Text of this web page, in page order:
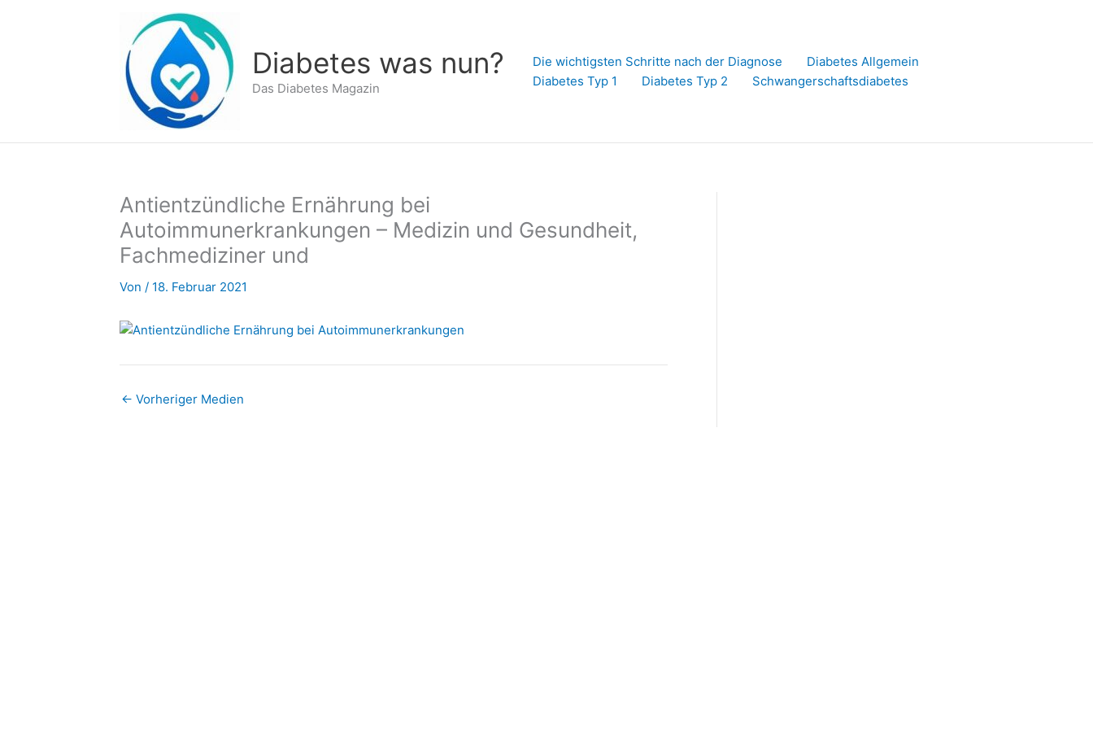
Diabetes was nun?
Das Diabetes Magazin
Die wichtigsten Schritte nach der Diagnose
Diabetes Allgemein
Diabetes Typ 1
Diabetes Typ 2 Schwangerschaftsdiabetes
Antientzündliche Ernährung bei
Autoimmunerkrankungen – Medizin und Gesundheit,
Fachmediziner und
Von / 18. Februar 2021
← Vorheriger Medien